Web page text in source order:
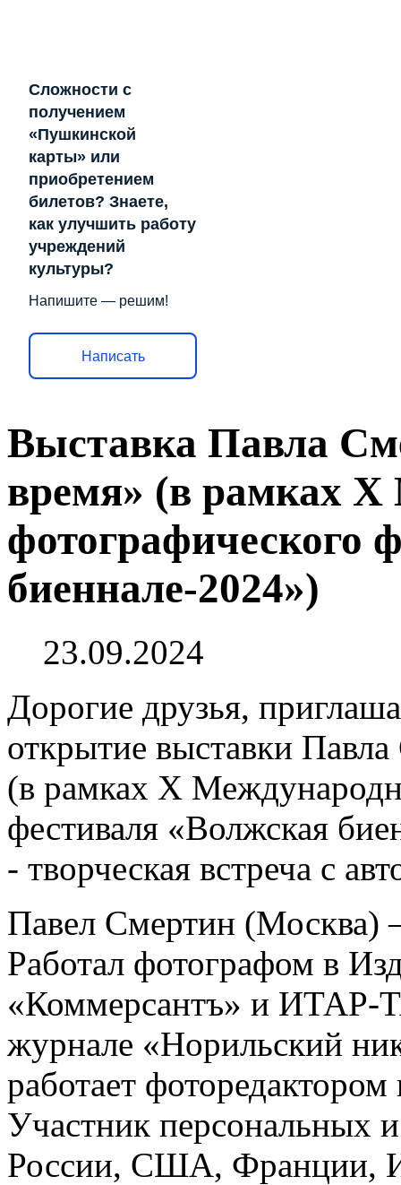
Сложности с
получением
«Пушкинской
карты» или
приобретением
билетов? Знаете,
как улучшить работу
учреждений
культуры?
Напишите — решим!
Написать
Выставка Павла
время» (в рамках
фотографического
биеннале-2024»)
23.09.2024
Дорогие друзья,
открытие выставки
(в рамках X
фестиваля «Волжская
- творческая встреча с
Павел Смертин (Москва)
Работал фотографом в
«Коммерсантъ» и ИТАР-
журнале «Норильский
работает
Участник персональных
России, США, Франции,